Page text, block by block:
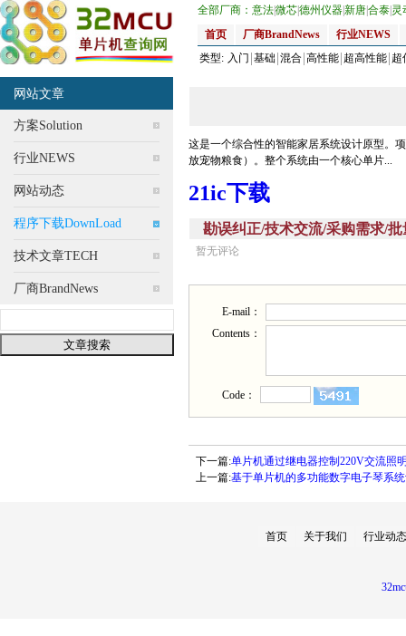
全部厂商： 意法微芯德州仪器新唐合泰 灵
首页
厂商BrandNews
行业NEWS
类型: 入门 基础 混合 高性能 超高性能 超
网站文章
方案Solution
行业NEWS
网站动态
程序下载DownLoad
技术文章TECH
厂商BrandNews
这是一个综合性的智能家居系统设计原型。
放宠物粮食）。整个系统由一个核心单片...
21ic下载
勘误纠正/技术交流/采购需求/批
暂无评论
E-mail：
Contents：
Code：
下一篇:单片机通过继电器控制220V交流照
上一篇:基于单片机的多功能数字电子琴系
首页 关于我们 行业动态